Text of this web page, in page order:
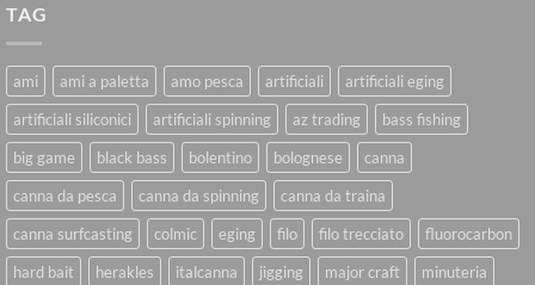
TAG
ami ami a paletta amo pesca artificiali
artificiali eging
artificiali siliconici
artificiali spinning az trading
bass fishing
big game
black bass bolentino bolognese
canna
canna da pesca
canna da spinning
canna da traina
canna surfcasting
colmic eging filo filo trecciato
fluorocarbon
hard bait
herakles italcanna jigging major craft
minuteria